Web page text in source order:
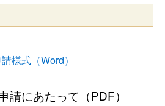
様式（Word）
請にあたって（PDF）